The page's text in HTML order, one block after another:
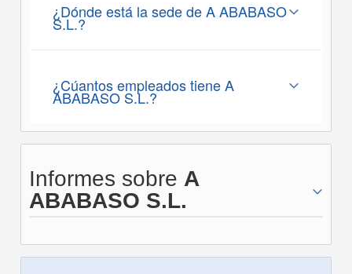
¿Dónde está la sede de A ABABASO
S.L.?
¿Cúantos empleados tiene A
ABABASO S.L.?
Informes sobre A
ABABASO S.L.